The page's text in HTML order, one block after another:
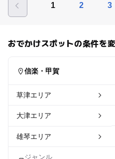
1 2 3
おでかけスポットの条件を
信楽・甲賀
草津エリア
大津エリア
雄琴エリア
ジャンル